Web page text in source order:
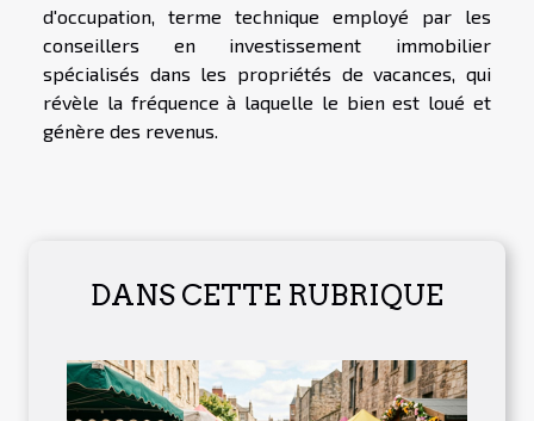
d'occupation, terme technique employé par les
conseillers en investissement immobilier
spécialisés dans les propriétés de vacances, qui
révèle la fréquence à laquelle le bien est loué et
génère des revenus.
DANS CETTE RUBRIQUE